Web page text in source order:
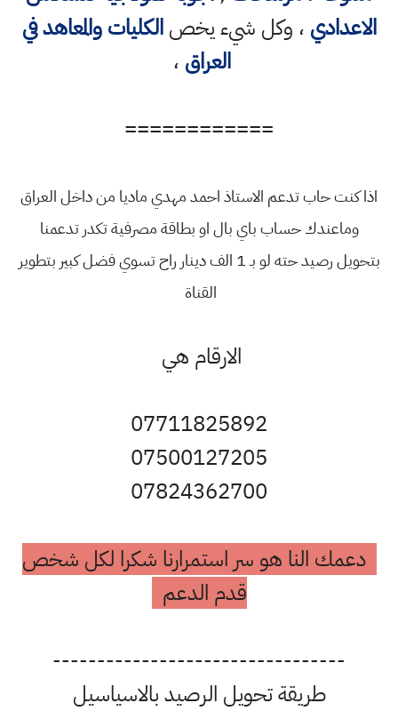
الاعدادي ، وكل شيء يخصالكليات والمعاهد في
العراق ،
============
اذا كنت حاب تدعم الاستاذ احمد مهدي ماديا من داخل العراق
وماعندك حساب باي بال او بطاقة مصرفية تكدر تدعمنا
بتحويل رصيد حته لو بـ 1 الف دينار راح تسوي فضل كبير بتطوير
القناة
الارقام هي
07711825892
07500127205
07824362700
دعمك النا هو سر استمرارنا شكرا لكل شخص
قدم الدعم
---------------------------------
طريقة تحويل الرصيد بالاسياسيل